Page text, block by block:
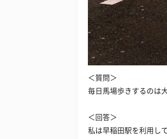
＜質問＞
毎日馬場歩きするのは
＜回答＞
私は早稲田駅を利用し